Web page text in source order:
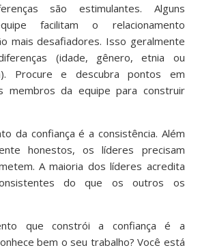
são estimulantes. Alguns
facilitam o relacionamento
mais desafiadores. Isso geralmente
(idade, gênero, etnia ou
Procure e descubra pontos em
membros da equipe para construir
da confiança é a consistência. Além
honestos, os líderes precisam
A maioria dos líderes acredita
do que os outros os
que constrói a confiança é a
bem o seu trabalho? Você está